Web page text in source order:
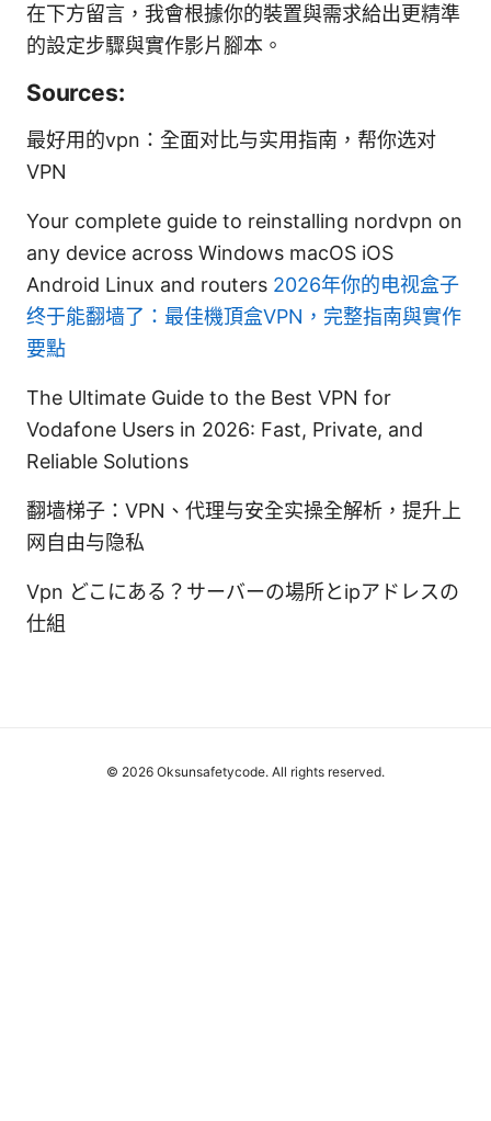
在下方留言，我會根據你的裝置與需求給出更精準
的設定步驟與實作影片腳本。
Sources:
最好用的vpn：全面对比与实用指南，帮你选对
VPN
Your complete guide to reinstalling nordvpn on
any device across Windows macOS iOS
Android Linux and routers 2026年你的电视盒子
终于能翻墙了：最佳機頂盒VPN，完整指南與實作
要點
The Ultimate Guide to the Best VPN for
Vodafone Users in 2026: Fast, Private, and
Reliable Solutions
翻墙梯子：VPN、代理与安全实操全解析，提升上
网自由与隐私
Vpn どこにある？サーバーの場所とipアドレスの
仕組
© 2026 Oksunsafetycode. All rights reserved.